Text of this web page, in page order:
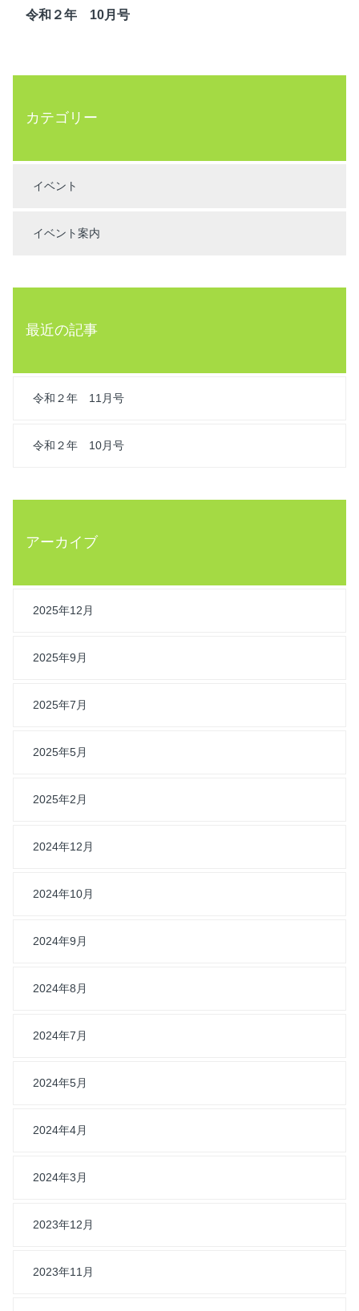
令和２年 10月号
カテゴリー
イベント
イベント案内
最近の記事
令和２年 11月号
令和２年 10月号
アーカイブ
2025年12月
2025年9月
2025年7月
2025年5月
2025年2月
2024年12月
2024年10月
2024年9月
2024年8月
2024年7月
2024年5月
2024年4月
2024年3月
2023年12月
2023年11月